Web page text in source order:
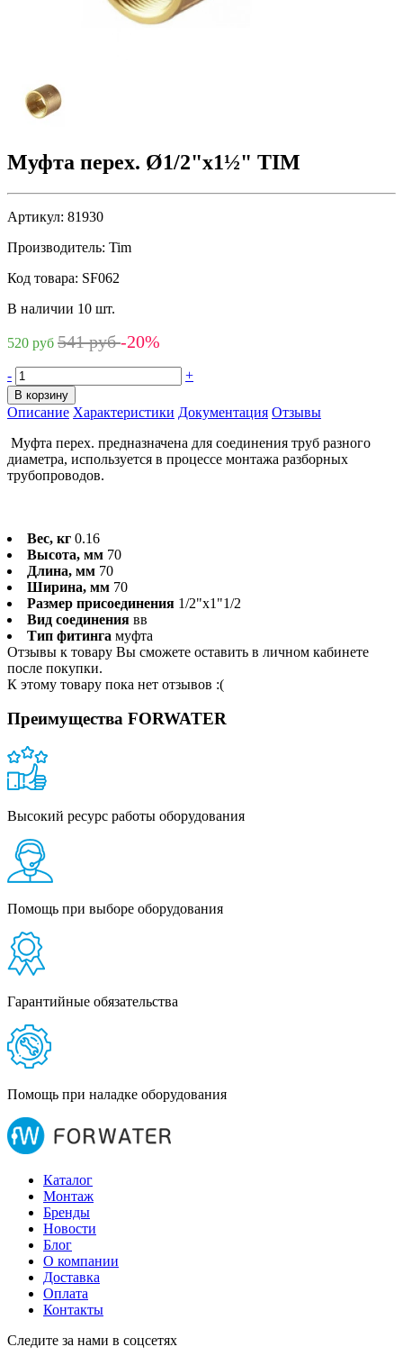
Муфта перех. Ø1/2"х1½" TIM
Артикул: 81930
Производитель: Tim
Код товара: SF062
В наличии 10 шт.
520 руб 541 руб-20%
- +
В корзину
Описание Характеристики Документация Отзывы
Муфта перех. предназначена для соединения труб разного
диаметра, используется в процессе монтажа разборных
трубопроводов.
Вес, кг 0.16
Высота, мм 70
Длина, мм 70
Ширина, мм 70
Размер присоединения 1/2"x1"1/2
Вид соединения вв
Тип фитинга муфта
Отзывы к товару Вы сможете оставить в личном кабинете
после покупки.
К этому товару пока нет отзывов :(
Преимущества FORWATER
Высокий ресурс работы оборудования
Помощь при выборе оборудования
Гарантийные обязательства
Помощь при наладке оборудования
Каталог
Монтаж
Бренды
Новости
Блог
О компании
Доставка
Оплата
Контакты
Следите за нами в соцсетях